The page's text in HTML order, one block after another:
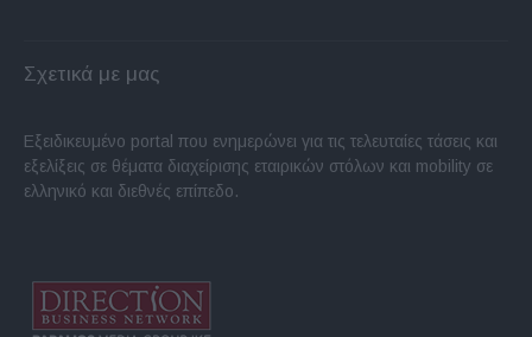
Σχετικά με μας
Εξειδικευμένο portal που ενημερώνει για τις τελευταίες τάσεις και
εξελίξεις σε θέματα διαχείρισης εταιρικών στόλων και mobility σε
ελληνικό και διεθνές επίπεδο.